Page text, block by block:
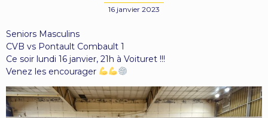
16 janvier 2023
Seniors Masculins
CVB vs Pontault Combault 1
Ce soir lundi 16 janvier, 21h à Voituret !!!
Venez les encourager